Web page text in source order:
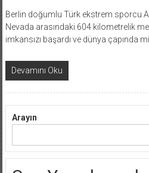
Berlin doğumlu Türk ekstrem sporcu
Nevada arasındaki 604 kilometrelik
imkansızı başardı ve dünya çapında
Devamını Oku
Arayın